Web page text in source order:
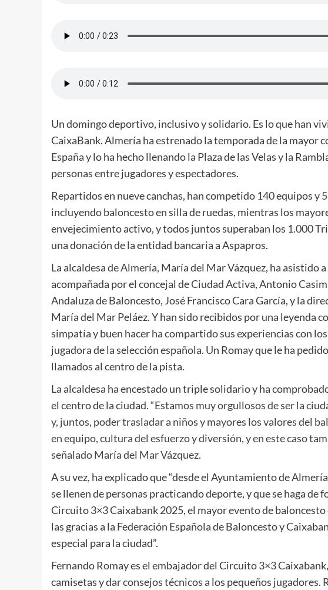
Un domingo deportivo, inclusivo y solidario. Es lo que han
CaixaBank. Almería ha estrenado la temporada de la mayor
España y lo ha hecho llenando la Plaza de las Velas y la
personas entre jugadores y espectadores.
Repartidos en nueve canchas, han competido 140 equipos y
incluyendo baloncesto en silla de ruedas, mientras los
envejecimiento activo, y todos juntos superaban los 1.000
una donación de la entidad bancaria a Aspapros.
La alcaldesa de Almería, María del Mar Vázquez, ha asistido
acompañada por el concejal de Ciudad Activa, Antonio
Andaluza de Baloncesto, José Francisco Cara García, y la
María del Mar Peláez. Y han sido recibidos por una leyenda
simpatía y buen hacer ha compartido sus experiencias con
jugadora de la selección española. Un Romay que le ha
llamados al centro de la pista.
La alcaldesa ha encestado un triple solidario y ha
el centro de la ciudad.“Estamos muy orgullosos de ser la
y, juntos, poder trasladar a niños y mayores los valores del
en equipo, cultura del esfuerzo y diversión, y en este caso
señalado María del Mar Vázquez.
A su vez, ha explicado que “desde el Ayuntamiento de
se llenen de personas practicando deporte, y que se haga de
Circuito 3×3 Caixabank 2025, el mayor evento de baloncesto
las gracias a la Federación Española de Baloncesto y
especial para la ciudad”.
Fernando Romay es el embajador del Circuito 3×3
camisetas y dar consejos técnicos a los pequeños jugadores.